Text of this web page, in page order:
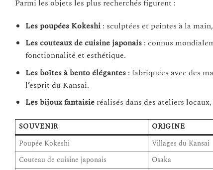
Parmi les objets les plus recherchés figurent :
Les poupées Kokeshi: sculptées et peintes à la
Les couteaux de cuisine japonais: connus
fonctionnalité et esthétique.
Les boîtes à bento élégantes: fabriquées avec des
l’esprit du Kansai.
Les bijoux fantaisieréalisés dans des ateliers
SOUVENIR ORIGINE
Poupée Kokeshi
Villages du Kansai
Couteau de cuisine japonais
Osaka